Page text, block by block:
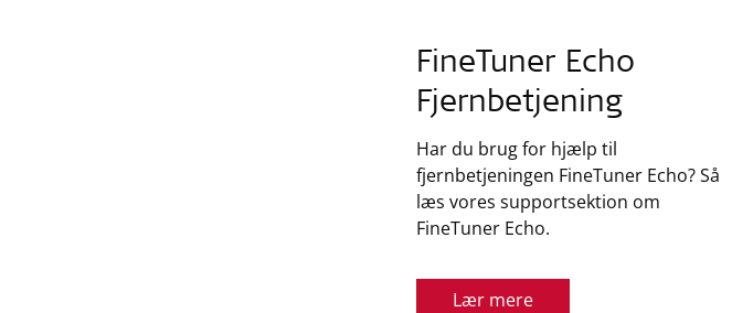
FineTuner Echo
Fjernbetjening
Har du brug for hjælp til
fjernbetjeningen FineTuner Echo? Så
læs vores supportsektion om
FineTuner Echo.
Lær mere